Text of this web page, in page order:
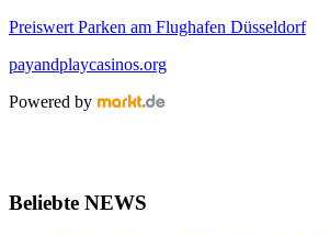
Preiswert Parken am Flughafen Düsseldorf
payandplaycasinos.org
Powered by
Beliebte NEWS